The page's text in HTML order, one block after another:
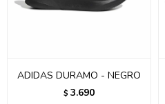
ADIDAS DURAMO - NEGRO
$ 3.690